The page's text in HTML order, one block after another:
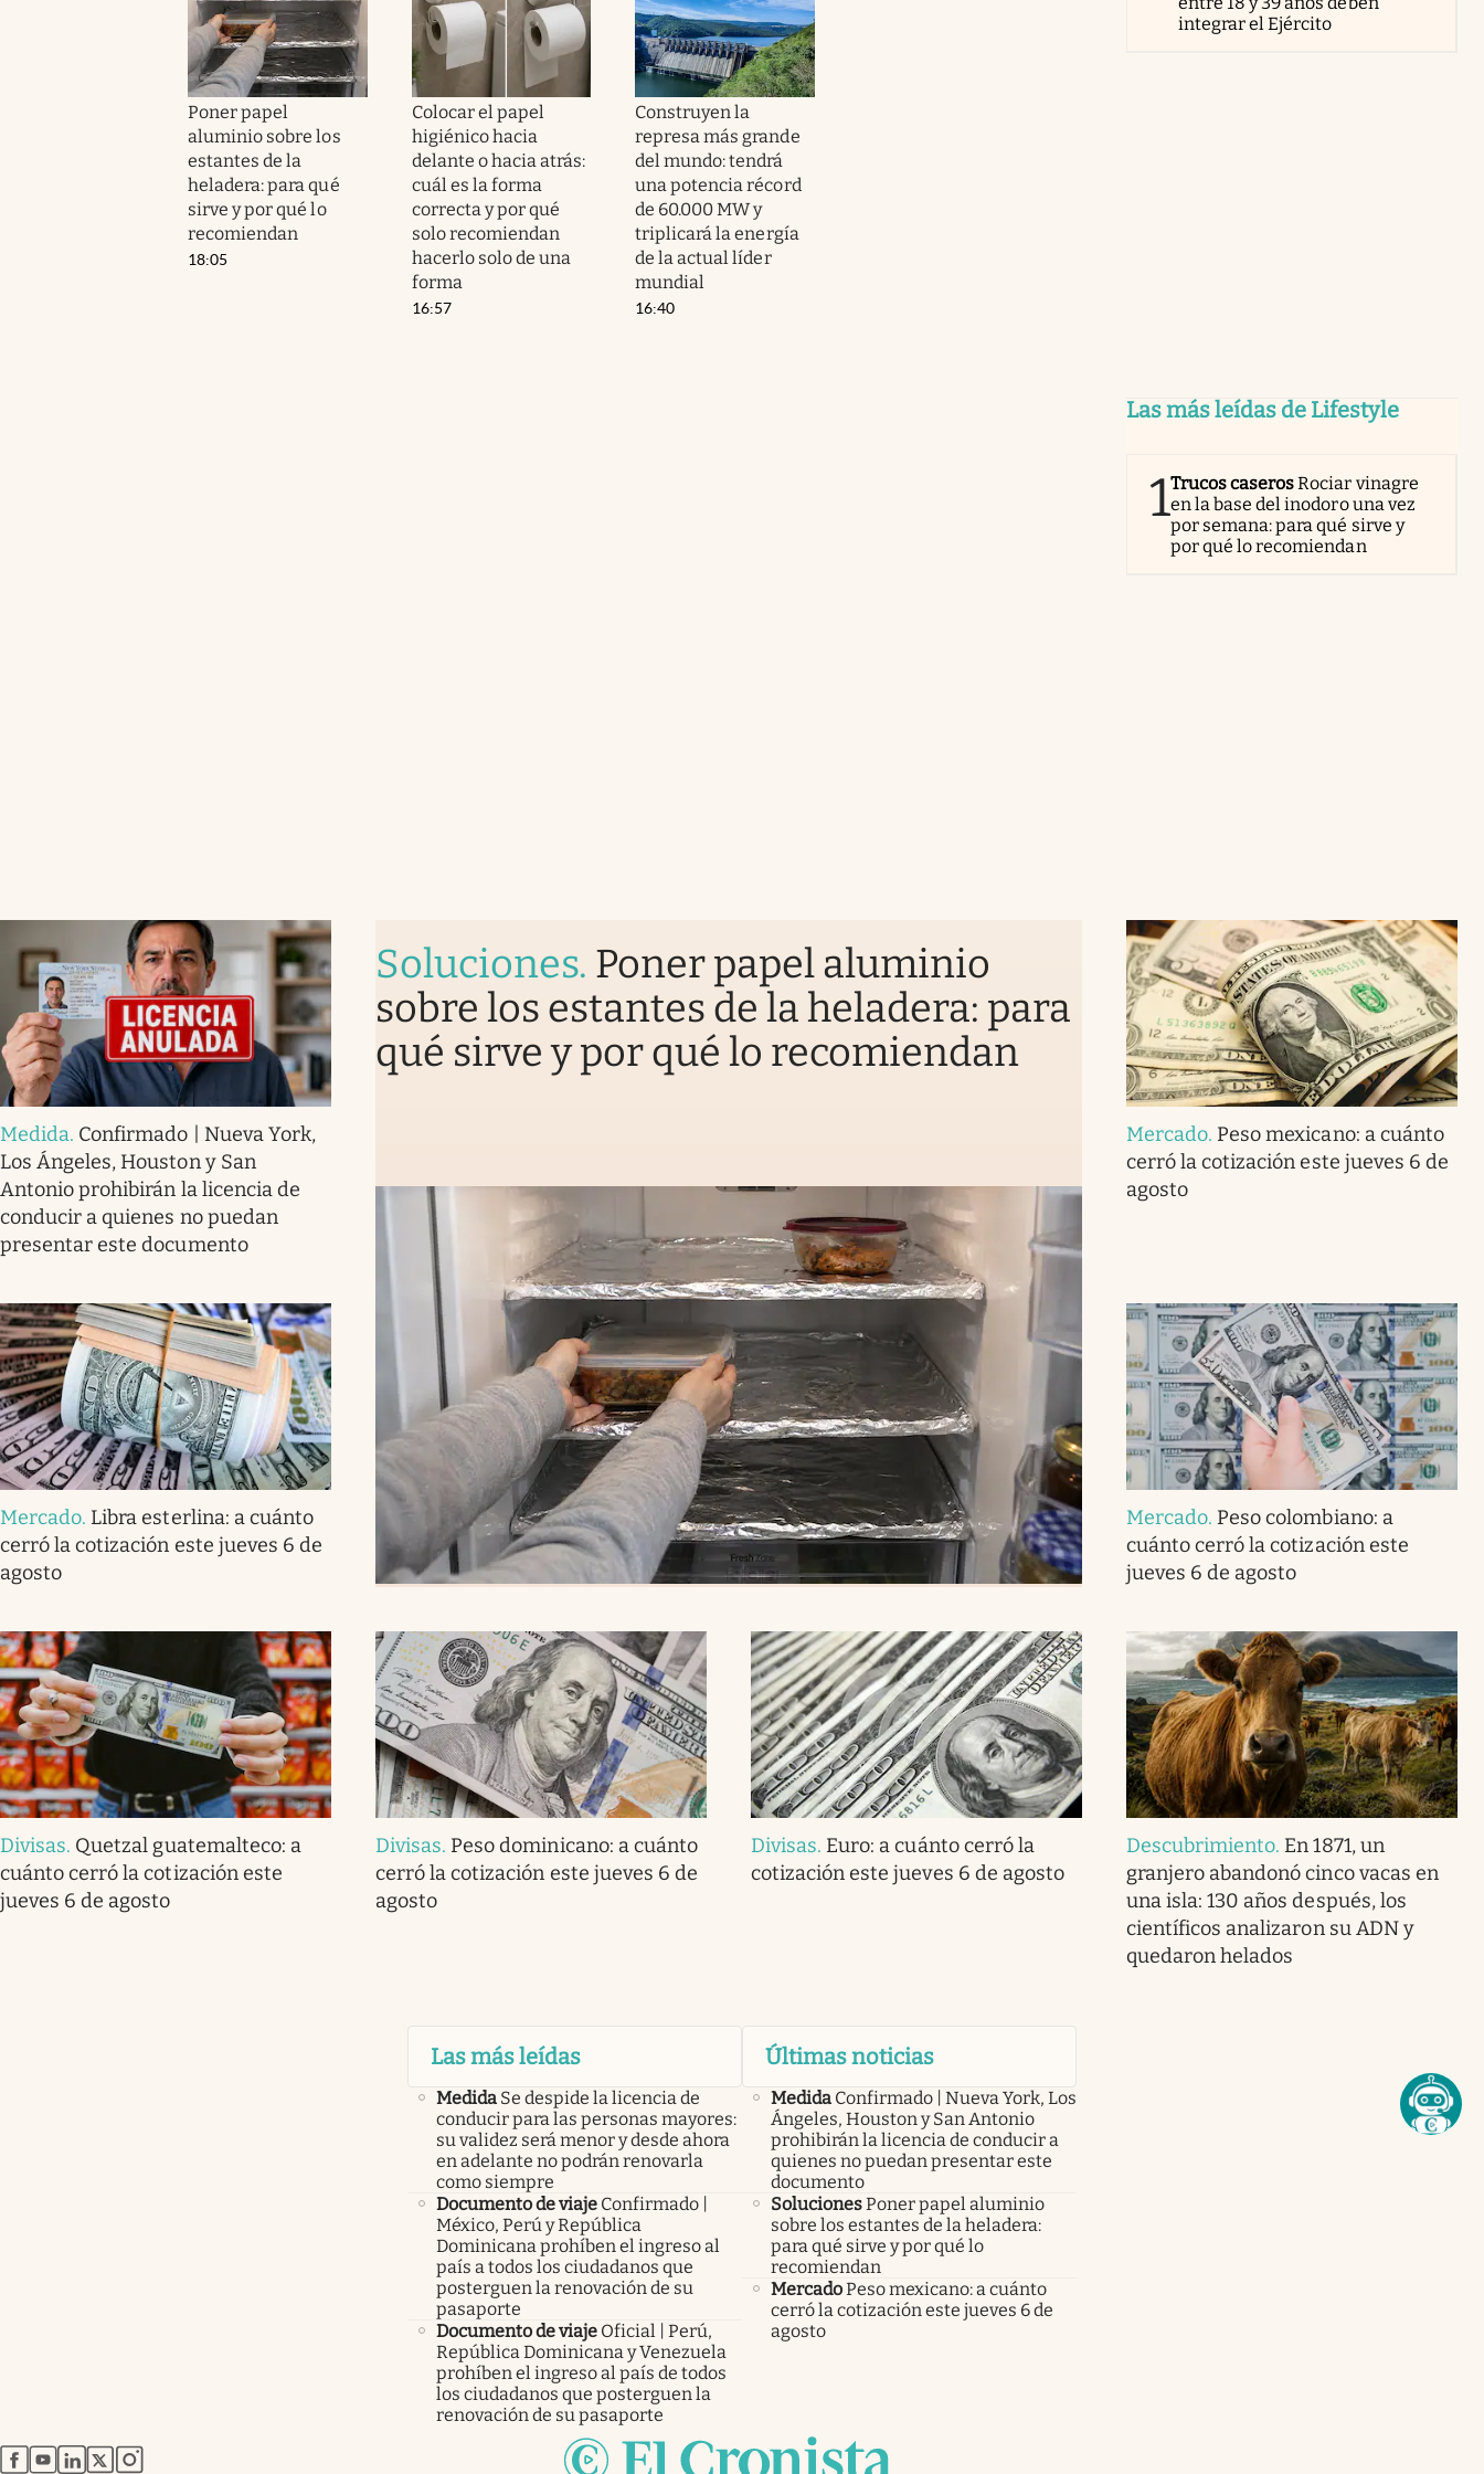
Poner papel
aluminio sobre los
estantes de la
heladera: para qué
sirve y por qué lo
recomiendan
18:05
Colocar el papel
higiénico hacia
delante o hacia atrás:
cuál es la forma
correcta y por qué
solo recomiendan
hacerlo solo de una
forma
16:57
Construyen la
represa más grande
del mundo: tendrá
una potencia récord
de 60.000 MW y
triplicará la energía
de la actual líder
mundial
16:40
integrar el Ejército
Las más leídas de Lifestyle
1Trucos caserosRociar vinagre
en la base del inodoro una vez
por semana: para qué sirve y
por qué lo recomiendan
Medida. Confirmado | Nueva York,
Los Ángeles, Houston y San
Antonio prohibirán la licencia de
conducir a quienes no puedan
presentar este documento
Soluciones. Poner papel aluminio
sobre los estantes de la heladera: para
qué sirve y por qué lo recomiendan
Mercado. Peso mexicano: a cuánto
cerró la cotización este jueves 6 de
agosto
Mercado. Libra esterlina: a cuánto
cerró la cotización este jueves 6 de
agosto
Mercado. Peso colombiano: a
cuánto cerró la cotización este
jueves 6 de agosto
Divisas. Quetzal guatemalteco: a
cuánto cerró la cotización este
jueves 6 de agosto
Divisas. Peso dominicano: a cuánto
cerró la cotización este jueves 6 de
agosto
Divisas. Euro: a cuánto cerró la
cotización este jueves 6 de agosto
Descubrimiento. En 1871, un
granjero abandonó cinco vacas en
una isla: 130 años después, los
científicos analizaron su ADN y
quedaron helados
Las más leídas
Medida Se despide la licencia de
conducir para las personas mayores:
su validez será menor y desde ahora
en adelante no podrán renovarla
como siempre
Documento de viaje Confirmado |
México, Perú y República
Dominicana prohíben el ingreso al
país a todos los ciudadanos que
posterguen la renovación de su
pasaporte
Documento de viaje Oficial | Perú,
República Dominicana y Venezuela
prohíben el ingreso al país de todos
los ciudadanos que posterguen la
renovación de su pasaporte
Últimas noticias
Medida Confirmado | Nueva York, Los
Ángeles, Houston y San Antonio
prohibirán la licencia de conducir a
quienes no puedan presentar este
documento
SolucionesPoner papel aluminio
sobre los estantes de la heladera:
para qué sirve y por qué lo
recomiendan
MercadoPeso mexicano: a cuánto
cerró la cotización este jueves 6 de
agosto
abre en nueva pestaña
abre en nueva pestaña
abre en nueva pestaña
abre en nueva pestaña
abre en nueva pestaña